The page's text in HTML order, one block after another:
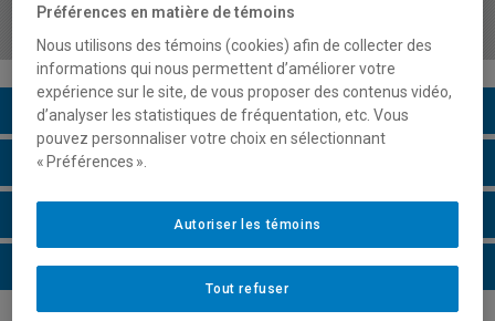
problématiques environnementales
Description du cours
Horaire - Été 2026
Horaire - Automne 2026
Horaire - Hiver 2027
Préférences en matière de témoins
Nous utilisons des témoins (cookies) afin de collecter des
informations qui nous permettent d’améliorer votre
expérience sur le site, de vous proposer des contenus vidéo,
d’analyser les statistiques de fréquentation, etc. Vous
pouvez personnaliser votre choix en sélectionnant
« Préférences ».
Tout refuser
Autoriser les témoins